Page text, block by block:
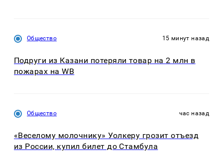
Общество 15 минут назад
Подруги из Казани потеряли товар на 2 млн в
пожарах на WB
Общество час назад
«Веселому молочнику» Уолкеру грозит отъезд
из России, купил билет до Стамбула